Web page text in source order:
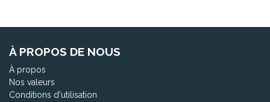
À PROPOS DE NOUS
À propos
Nos valeurs
Conditions d'utilisation